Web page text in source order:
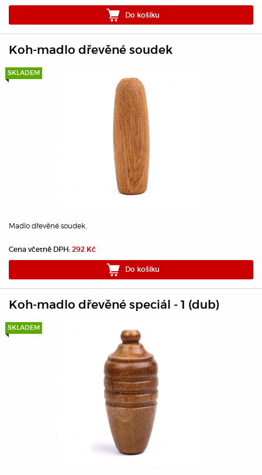
Do košíku
Koh-madlo dřevěné soudek
SKLADEM
Madlo dřevěné soudek.
Cena včetně DPH: 292 Kč
Do košíku
Koh-madlo dřevěné speciál - 1 (dub)
SKLADEM